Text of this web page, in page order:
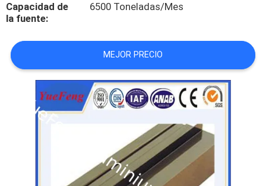
DEL
SITIO
PRIVACY
Capacidad de
la fuente:
6500 Toneladas/Mes
MEJOR PRECIO